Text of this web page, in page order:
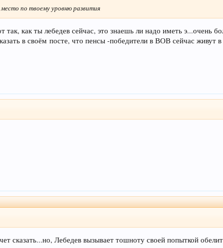
по твоему уровню развития
так, как ты лебедев сейчас, это знаешь ли надо иметь э...очень
в своём посте, что пенсы -победители в ВОВ сейчас живут
сказать...но, Лебедев вызывает тошноту своей попыткой